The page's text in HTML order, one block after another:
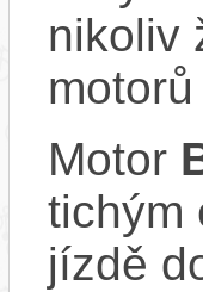
nikoliv
Motor
tichým
jízdě